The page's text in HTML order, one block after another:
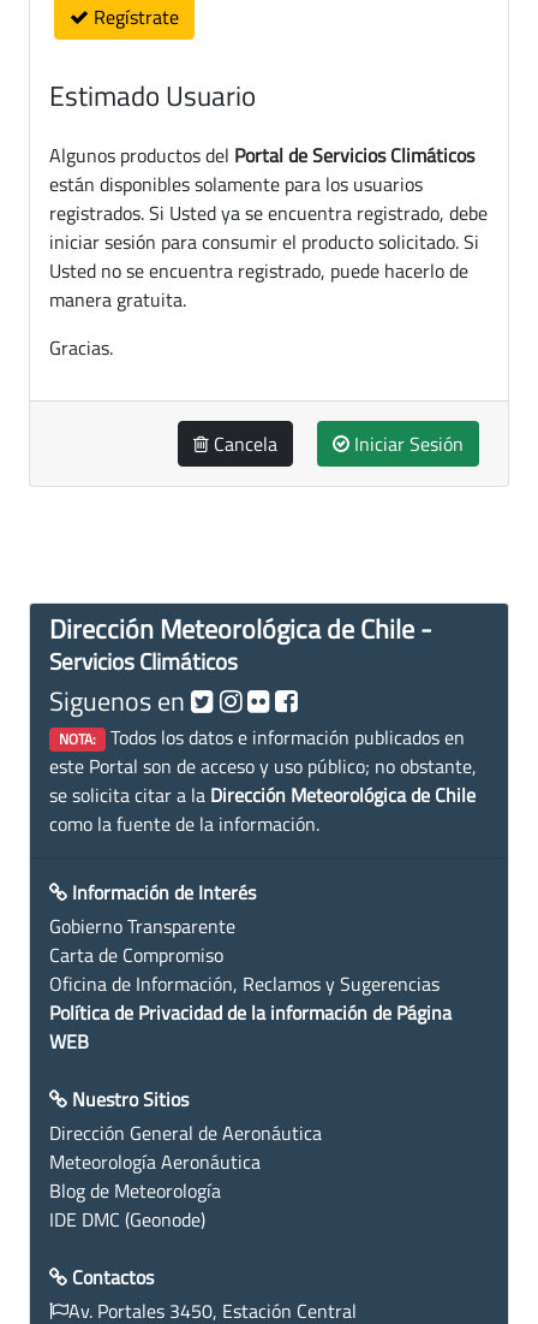
Regístrate
Estimado Usuario
Algunos productos del Portal de Servicios Climáticos
están disponibles solamente para los usuarios
registrados. Si Usted ya se encuentra registrado, debe
iniciar sesión para consumir el producto solicitado. Si
Usted no se encuentra registrado, puede hacerlo de
manera gratuita.
Gracias.
Cancela Iniciar Sesión
Dirección Meteorológica de Chile -
Servicios Climáticos
Siguenos en
NOTA: Todos los datos e información publicados en
este Portal son de acceso y uso público; no obstante,
se solicita citar a la Dirección Meteorológica de Chile
como la fuente de la información.
Información de Interés
Gobierno Transparente
Carta de Compromiso
Oficina de Información, Reclamos y Sugerencias
Política de Privacidad de la información de Página
WEB
Nuestro Sitios
Dirección General de Aeronáutica
Meteorología Aeronáutica
Blog de Meteorología
IDE DMC (Geonode)
Contactos
Av. Portales 3450, Estación Central